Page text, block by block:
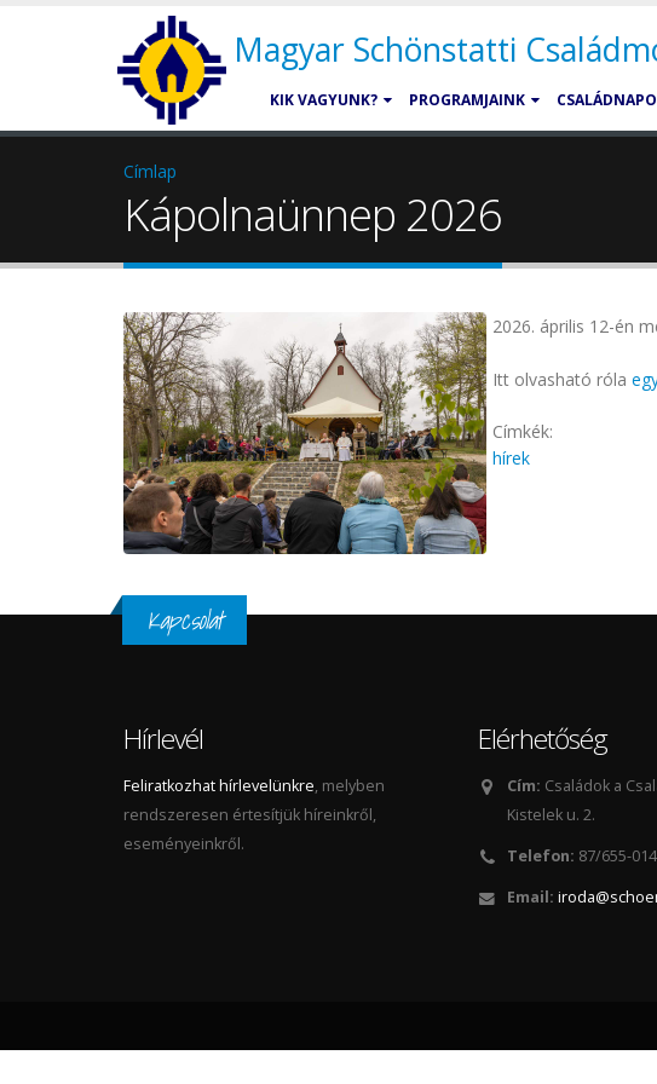
Magyar Schönstatti
KIK VAGYUNK? PROGRAMJAINK
Címlap
Kápolnaünnep 2026
2026. április 12-én
Itt olvasható róla
Címkék:
hírek
Kapcsolat
Hírlevél
Feliratkozhat hírlevelünkre, melyben
rendszeresen értesítjük híreinkről,
eseményeinkről.
Elérhetőség
Cím: Családok a
Kistelek u. 2.
Telefon: 87/655-014
Email: